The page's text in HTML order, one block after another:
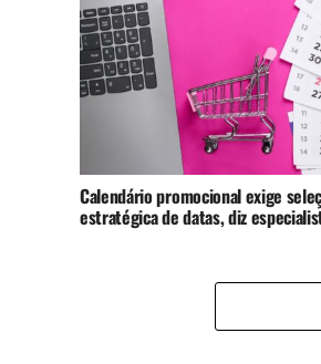
Calendário promocional exige
estratégica de datas, diz